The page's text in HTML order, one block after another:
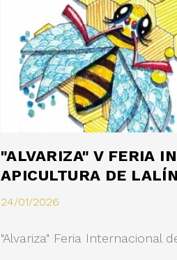
"ALVARIZA" V FERIA
APICULTURA DE
24/01/2026
"Alvariza" Feria Internacional